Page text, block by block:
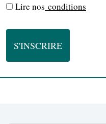
Lire nos conditions